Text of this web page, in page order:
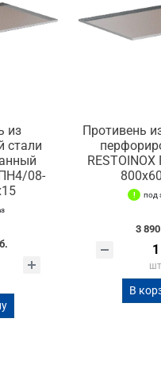
из
стали
08-
Противень
под
3
шт
В